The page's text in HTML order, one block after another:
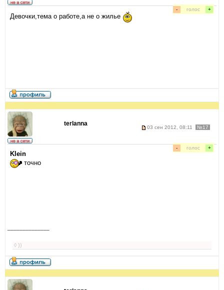
- голос +
Девочки,тема о работе,а не о жилье
terlanna
03 сен 2012, 08:11 №17
- голос +
Klein
точно
◊ ))